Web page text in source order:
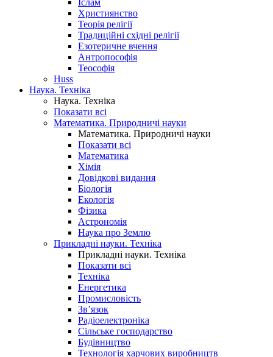
Іслам
Християнство
Теорія релігії
Традиційні східні релігії
Езотеричне вчення
Антропософія
Теософія
Huss
Наука. Техніка
Наука. Техніка
Показати всі
Математика. Природничі науки
Математика. Природничі науки
Показати всі
Математика
Хімія
Довідкові видання
Біологія
Екологія
Фізика
Астрономія
Наука про Землю
Прикладні науки. Техніка
Прикладні науки. Техніка
Показати всі
Техніка
Енергетика
Промисловість
Зв’язок
Радіоелектроніка
Сільське господарство
Будівництво
Технологія харчових виробництв